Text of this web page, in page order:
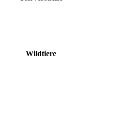
Wildtiere